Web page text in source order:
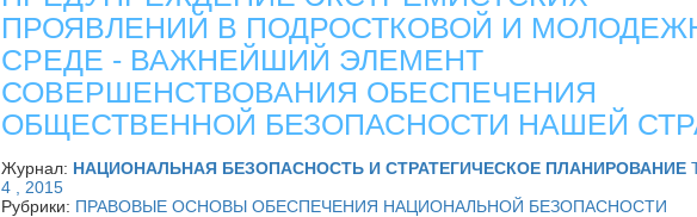
ПРОЯВЛЕНИЙ В ПОДРОСТКОВОЙ И
СРЕДЕ - ВАЖНЕЙШИЙ ЭЛЕМЕНТ
СОВЕРШЕНСТВОВАНИЯ ОБЕСПЕЧЕНИЯ
ОБЩЕСТВЕННОЙ БЕЗОПАСНОСТИ НАШЕЙ
Журнал: НАЦИОНАЛЬНАЯ БЕЗОПАСНОСТЬ И СТРАТЕГИЧЕСКОЕ ПЛАНИРОВАНИЕ
4 , 2015
Рубрики: ПРАВОВЫЕ ОСНОВЫ ОБЕСПЕЧЕНИЯ НАЦИОНАЛЬНОЙ БЕЗОПАСНОСТИ